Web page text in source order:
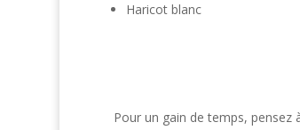
Haricot blanc
Pour un gain de temps, pensez